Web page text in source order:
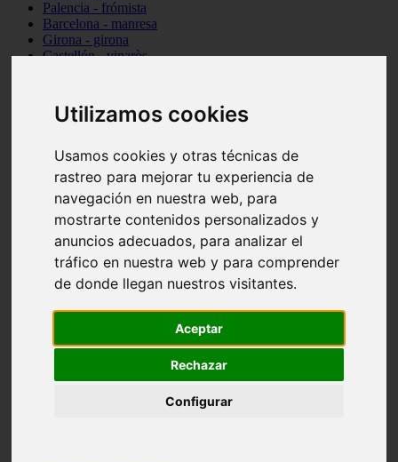
Utilizamos cookies
Usamos cookies y otras técnicas de
rastreo para mejorar tu experiencia de
navegación en nuestra web, para
mostrarte contenidos personalizados y
anuncios adecuados, para analizar el
tráfico en nuestra web y para comprender
de donde llegan nuestros visitantes.
Aceptar
Rechazar
Configurar
Palencia - frómista
Barcelona - manresa
Girona - girona
Castellón - vinaròs
Málaga - nerja
Girona - blanes
Málaga - marbella
Asturias - gijón
Girona - figueres
Alicante - santa-pola
Almería - roquetas-de-mar
Girona - tossa-de-mar
Barcelona - sant-cugat-del-vallès
Alicante - l39alfàs-del-pi
Barcelona - vilanova-i-la-geltrú
Castellón - peñíscola
Illes-balears - sant-josep-de-sa-talaia